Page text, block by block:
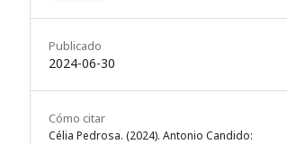
Publicado
2024-06-30
Cómo citar
Célia Pedrosa. (2024). Antonio Candido: